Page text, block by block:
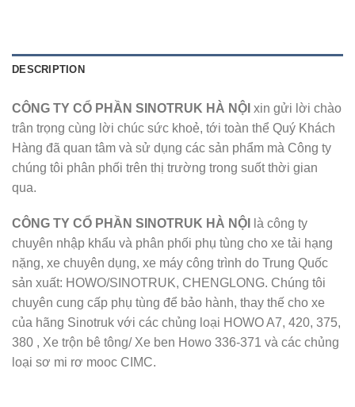
DESCRIPTION
CÔNG TY CỔ PHẦN SINOTRUK HÀ NỘI xin gửi lời chào
trân trọng cùng lời chúc sức khoẻ, tới toàn thể Quý Khách
Hàng đã quan tâm và sử dụng các sản phẩm mà Công ty
chúng tôi phân phối trên thị trường trong suốt thời gian
qua.
CÔNG TY CỔ PHẦN SINOTRUK HÀ NỘI
là công ty
chuyên nhập khẩu và phân phối phụ tùng cho xe tải hạng
nặng, xe chuyên dụng, xe máy công trình do Trung Quốc
sản xuất: HOWO/SINOTRUK, CHENGLONG. Chúng tôi
chuyên cung cấp phụ tùng để bảo hành, thay thế cho xe
của hãng Sinotruk với các chủng loại HOWO A7, 420, 375,
380 , Xe trộn bê tông/ Xe ben Howo 336-371 và các chủng
loại sơ mi rơ mooc CIMC.